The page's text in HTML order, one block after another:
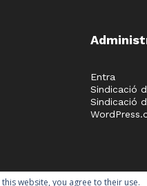
Entra
Sindicació
Sindicació
website, you agree to their use.